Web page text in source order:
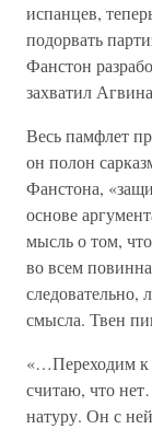
испанцев,
подорвать
Фанстон
захватил
Весь памфлет
он полон
Фанстона,
основе
мысль о том,
во всем
смысла. Твен
«…Переходим к
считаю, что
натуру. Он с